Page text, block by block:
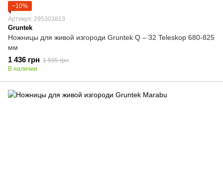
−10%
Артикул: 295303813
Gruntek
Ножницы для живой изгороди Gruntek Q – 32 Teleskop 680-825
мм
1 436 грн 1 595 грн
В наличии